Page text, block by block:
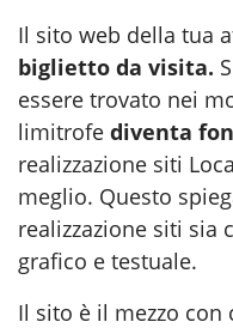
Il sito web della tua
biglietto da visita.
essere trovato nei
limitrofe diventa
realizzazione siti
meglio. Questo
realizzazione siti sia
grafico e testuale.
Il sito è il mezzo con